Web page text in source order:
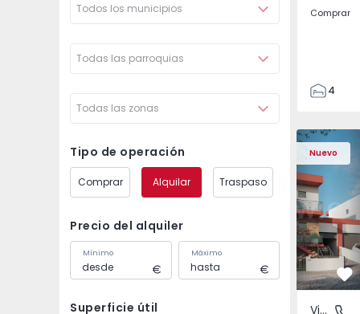
Todos los municipios
Todas las parroquias
Todas las zonas
Tipo de operación
Comprar Alquilar Traspaso
Precio del alquiler
Mínimo Máximo
Superficie útil
Comprar
4
135
193
240
Nuevo
Vivienda Pareada
Vivienda
Vivienda Pareada